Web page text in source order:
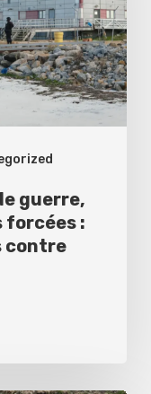
guerre,
:
contre